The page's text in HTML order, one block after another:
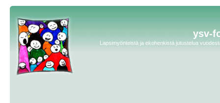
ysv-
Lapsimyönteistä ja ekohenkistä jutustelua